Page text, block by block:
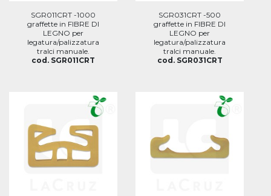
SGR011CRT -1000
graffette in FIBRE DI
LEGNO per
legatura/palizzatura
tralci manuale.
cod. SGR011CRT
SGR031CRT -500
graffette in FIBRE DI
LEGNO per
legatura/palizzatura
tralci manuale.
cod. SGR031CRT